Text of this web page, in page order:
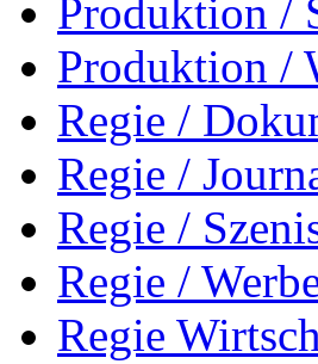
Produktion /
Produktion /
Regie /
Regie /
Regie /
Regie /
Regie